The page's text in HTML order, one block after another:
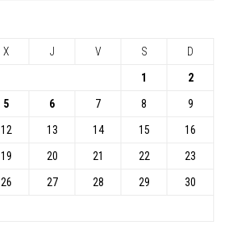
X J V S D
1 2
5 6 7 8 9
12 13 14 15 16
19 20 21 22 23
26 27 28 29 30